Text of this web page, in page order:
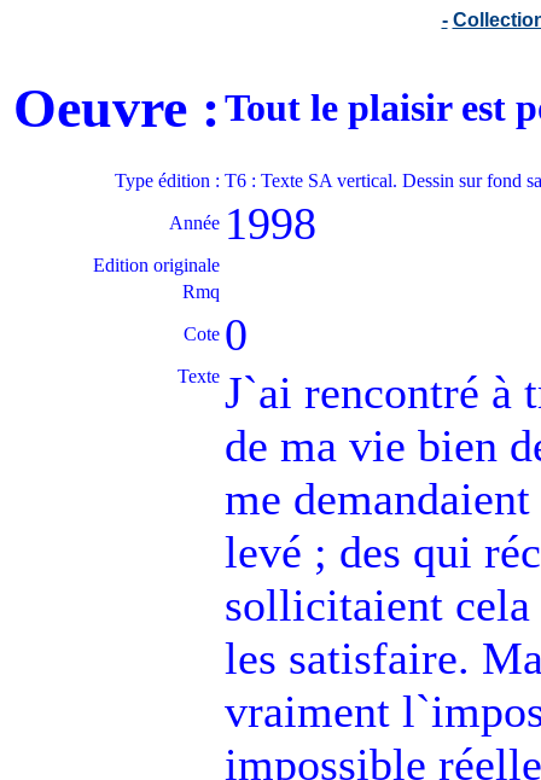
-
Oeuvre :Tout le plaisir est
Type édition : T6 : Texte SA vertical. Dessin sur fond
Année 1998
Edition originale
Rmq
Cote 0
Texte J`ai rencontré à
de ma vie bien
me
levé ; des qui
sollicitaient cela
les satisfaire.
vraiment
impossible